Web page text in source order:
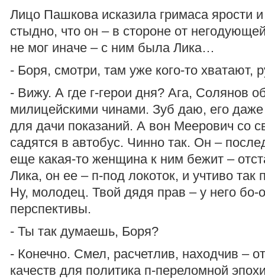
Лицо Пашкова исказила гримаса ярости
стыдно, что он – в стороне от
не мог иначе – с ним была Лика…
- Боря, смотри, там уже кого-то хватают,
- Вижу. А где г-герои дня? Ага, Солянов
милицейскими чинами. Зуб даю, его даже
для дачи показаний. А вон Меерович со
садятся в автобус. Чинно так. Он –
еще какая-то женщина к ним бежит –
Лика, он ее – п-под локоток, и учтиво
Ну, молодец. Твой дядя прав – у него бо-
перспективы.
- Ты так думаешь, Боря?
- Конечно. Смел, расчетлив, находчив –
качеств для политика п-переломной